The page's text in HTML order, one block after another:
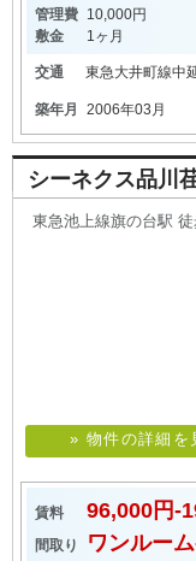
管理費 10,000円
敷金
1ヶ月
交通 東急大井町線中
築年月 2006年03月
シーネクス品川
東急池上線旗の台駅
» 物件の詳細を
賃料 96,000円-
間取り ワンルー